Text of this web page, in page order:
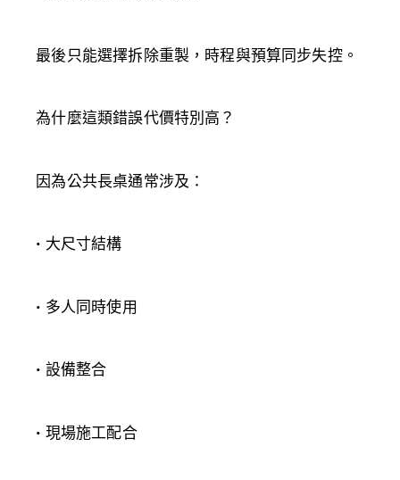
最後只能選擇拆除重製，時程與預算同步失控。
為什麼這類錯誤代價特別高？
因為公共長桌通常涉及：
• 大尺寸結構
• 多人同時使用
• 設備整合
• 現場施工配合